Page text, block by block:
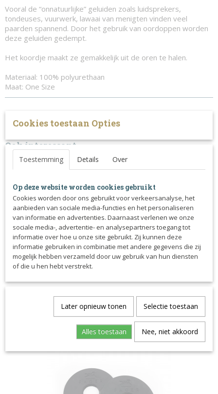
Vooral de “onnatuurlijke” geluiden zoals luidsprekers,
tondeuses, vuurwerk, lawaai van menigten vinden veel
paarden spannend. Door het gebruik van oordoppen worden
deze geluiden gedempt.
Het koordje maakt ze gemakkelijk uit de oren te halen.
Materiaal: 100% polyurethaan
Maat: One Size
Ook interessant
Cookies toestaan Opties
Toestemming Details Over
Op deze website worden cookies gebruikt
Cookies worden door ons gebruikt voor verkeersanalyse, het
aanbieden van sociale media-functies en het personaliseren
van informatie en advertenties. Daarnaast verlenen we onze
sociale media-, advertentie- en analysepartners toegang tot
informatie over hoe u onze site gebruikt. Zij kunnen deze
informatie gebruiken in combinatie met andere gegevens die zij
mogelijk hebben verzameld door uw gebruik van hun diensten
of die u hen hebt verstrekt.
Later opnieuw tonen Selectie toestaan
Alles toestaan Nee, niet akkoord